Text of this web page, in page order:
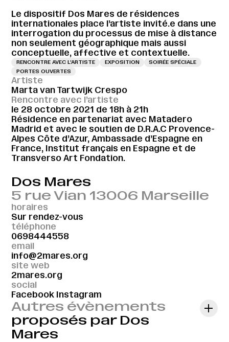
Le dispositif Dos Mares de résidences
internationales place l’artiste invité.e dans une
interrogation du processus de mise à distance
non seulement géographique mais aussi
conceptuelle, affective et contextuelle.
RENCONTRE AVEC L’ARTISTE EXPOSITION
SOIRÉE SPÉCIALE
PORTES OUVERTES
Artiste
Marta van Tartwijk Crespo
Rencontre avec l’artiste
le 28 octobre 2021 de 18h à 21h
Résidence en partenariat avec Matadero
Madrid et avec le soutien de D.R.A.C Provence-
Alpes Côte d’Azur, Ambassade d’Espagne en
France, Institut français en Espagne et de
Transverso Art Fondation.
Dos Mares
5 rue Vian 13006 Marseille
horaires
Sur rendez-vous
téléphone
0698444558
email
info@2mares.org
site web
2mares.org
social
Facebook Instagram
Autres évènements
proposés par Dos
Mares